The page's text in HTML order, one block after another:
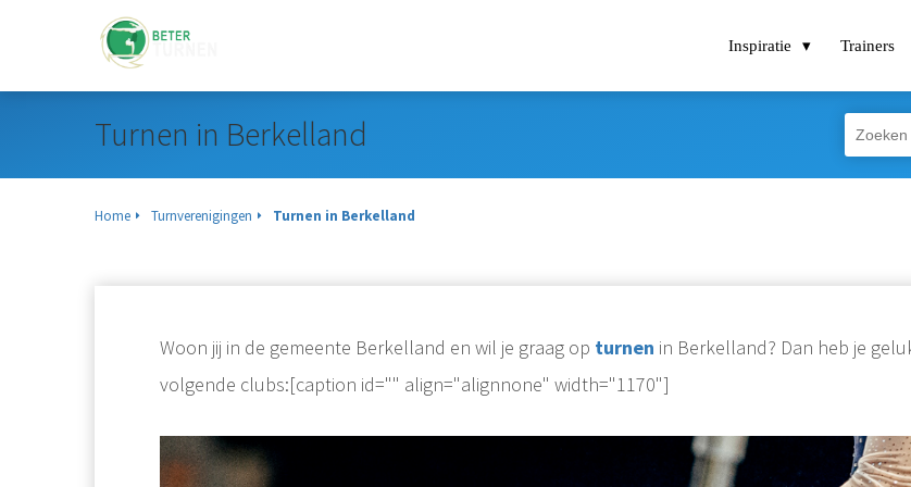
Inspiratie Trainers
Turnen in Berkelland
Home Turnverenigingen Turnen in Berkelland
Woon jij in de gemeente Berkelland en wil je graag op turnen in Berkelland? Dan heb je
volgende clubs:[caption id="" align="alignnone" width="1170"]